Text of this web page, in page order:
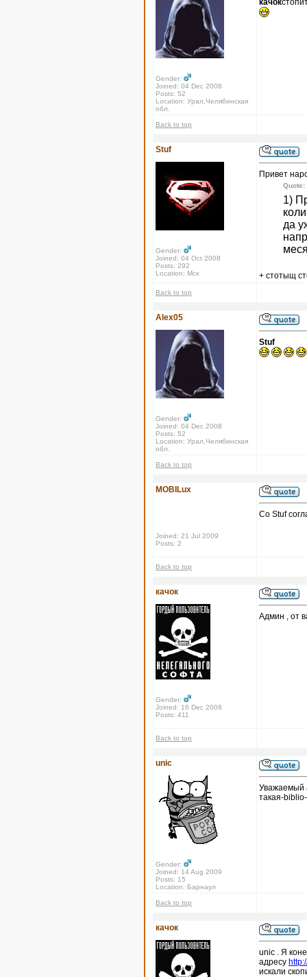
Gender:
Joined: 04 Dec 2008
Posts: 52
Location: Урал,Челябинская
обл.
качок
Back to top
Stuf
Gender:
Joined: 04 Oct 2008
Posts: 292
Location: Мск
Привет
Quote:
1)
да
+ стотыщ
Back to top
Alex05
Gender:
Joined: 04 Dec 2008
Posts: 52
Location: Урал,Челябинская
обл.
Stuf
Back to top
MOBILux
Joined: 21 Jul 2009
Posts: 2
Со Stuf
Back to top
качок
Gender:
Joined: 16 Dec 2008
Posts: 411
Админ , от
Back to top
unic
Gender:
Joined: 14 Aug 2009
Posts: 15
Location: Барнаул
Уважаемый
такая-
Back to top
качок
unic . Я
адресу
искали